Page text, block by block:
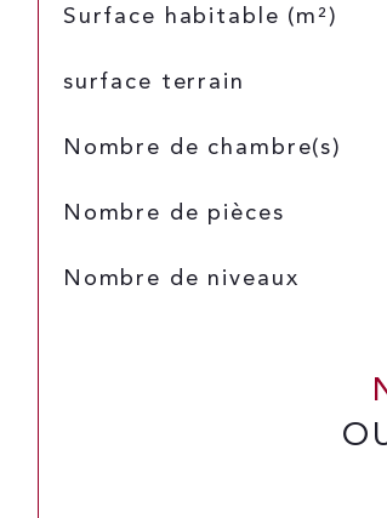
Surface habitable (m²)
surface terrain
Nombre de chambre(s)
Nombre de pièces
Nombre de niveaux